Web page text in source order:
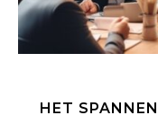
HET